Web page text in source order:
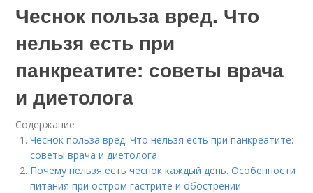
Чеснок польза вред. Что
нельзя есть при
панкреатите: советы врача
и диетолога
Содержание
Чеснок польза вред. Что нельзя есть при панкреатите:
советы врача и диетолога
Почему нельзя есть чеснок каждый день. Особенности
питания при остром гастрите и обострении